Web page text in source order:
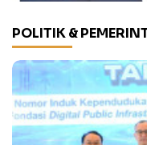
POLITIK &